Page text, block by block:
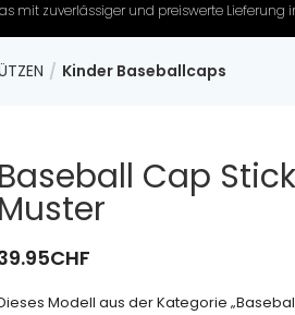
zuverlässiger und preiswerte Lieferung in
Kinder Baseballcaps
Baseball Cap
Muster
CHF
Modell aus der Kategorie